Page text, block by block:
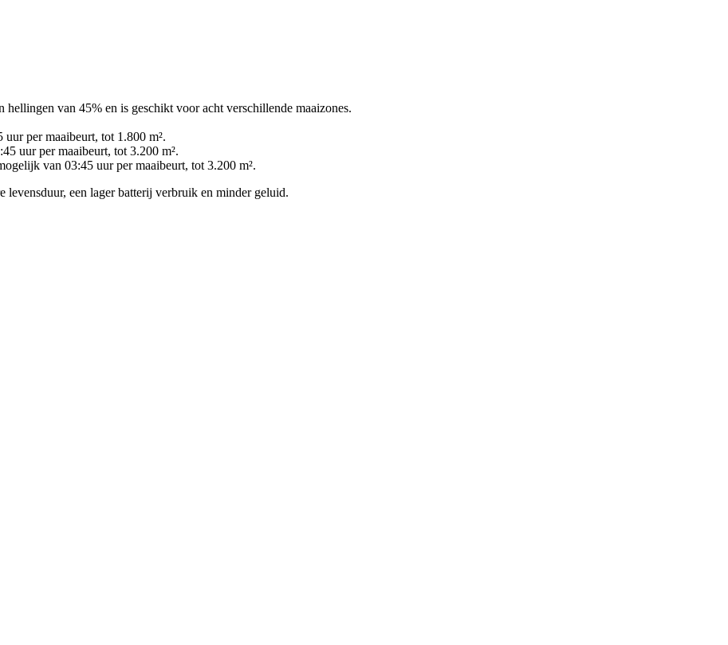
van 45% en is geschikt voor acht verschillende maaizones.
per maaibeurt, tot 1.800 m².
uur per maaibeurt, tot 3.200 m².
van 03:45 uur per maaibeurt, tot 3.200 m².
levensduur, een lager batterij verbruik en minder geluid.